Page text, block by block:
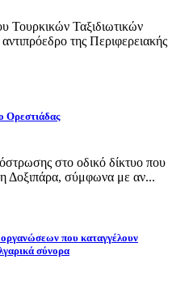
Τουρκικών Ταξιδιωτικών
της Περιφερειακής
Ορεστιάδας
στο οδικό δίκτυο που
Δοξιπάρα, σύμφωνα με αν...
που καταγγέλουν
σύνορα